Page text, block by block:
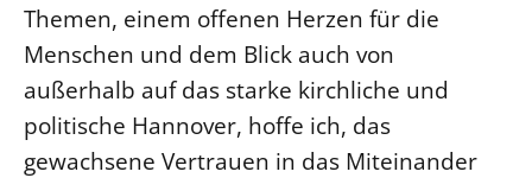
Themen, einem offenen Herzen für die
Menschen und dem Blick auch von
außerhalb auf das starke kirchliche und
politische Hannover, hoffe ich, das
gewachsene Vertrauen in das Miteinander